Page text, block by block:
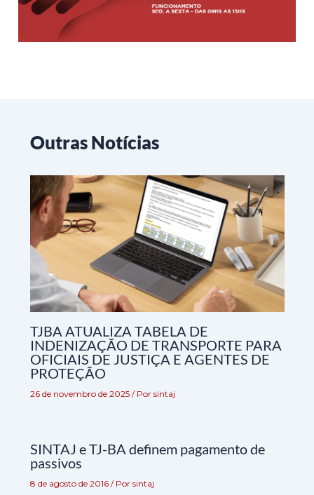
Outras Notícias
TJBA ATUALIZA TABELA DE
INDENIZAÇÃO DE TRANSPORTE PARA
OFICIAIS DE JUSTIÇA E AGENTES DE
PROTEÇÃO
26 de novembro de 2025 / Por sintaj
SINTAJ e TJ-BA definem pagamento de
passivos
8 de agosto de 2016 / Por sintaj